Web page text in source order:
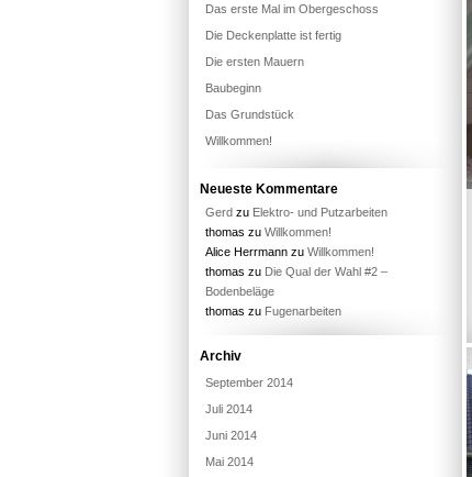
Das erste Mal im Obergeschoss
Die Deckenplatte ist fertig
Die ersten Mauern
Baubeginn
Das Grundstück
Willkommen!
Neueste Kommentare
Gerd zu Elektro- und Putzarbeiten
thomas zu Willkommen!
Alice Herrmann zu Willkommen!
thomas zu Die Qual der Wahl #2 –
Bodenbeläge
thomas zu Fugenarbeiten
Archiv
September 2014
Juli 2014
Juni 2014
Mai 2014